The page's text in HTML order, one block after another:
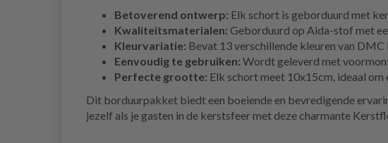
Betoverend ontwerp: Elk schort is geborduurd met
Kwaliteitsmaterialen: Geborduurd op Aida-stof met
Kleurvariatie: Bevat 13 verschillende kleuren van
Eenvoudig te gebruiken: Wordt geleverd met
Perfecte grootte: Elk schort meet 10x15cm, ideaal
Dit borduurpakket biedt een boeiende en bevredigende
jezelf als je gasten in de kerstsfeer met deze charmante